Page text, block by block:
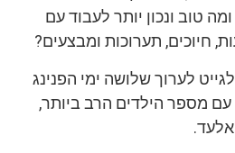
טוב ונכון יותר לעבוד עם
חיוכים, תערוכות ומבצעים?
לערוך שלושה ימי הפנינג
מספר הילדים הרב ביותר,